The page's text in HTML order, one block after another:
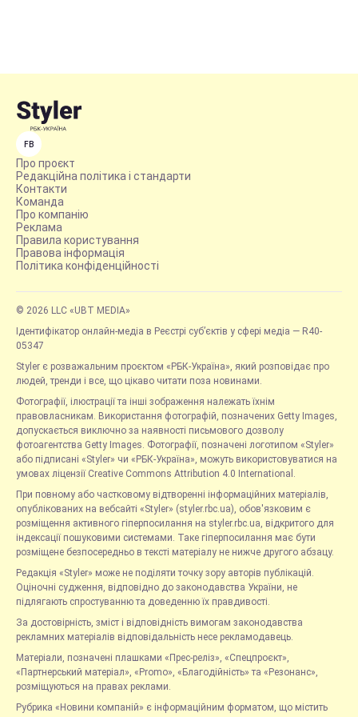
FB
Про проєкт
Редакційна політика і стандарти
Контакти
Команда
Про компанію
Реклама
Правила користування
Правова інформація
Політика конфіденційності
© 2026 LLC «UBT MEDIA»
Ідентифікатор онлайн-медіа в Реєстрі суб’єктів у сфері медіа — R40-
05347
Styler є розважальним проєктом «РБК-Україна», який розповідає про
людей, тренди і все, що цікаво читати поза новинами.
Фотографії, ілюстрації та інші зображення належать їхнім
правовласникам. Використання фотографій, позначених Getty Images,
допускається виключно за наявності письмового дозволу
фотоагентства Getty Images. Фотографії, позначені логотипом «Styler»
або підписані «Styler» чи «РБК-Україна», можуть використовуватися на
умовах ліцензії Creative Commons Attribution 4.0 International.
При повному або частковому відтворенні інформаційних матеріалів,
опублікованих на вебсайті «Styler» (styler.rbc.ua), обов'язковим є
розміщення активного гіперпосилання на styler.rbc.ua, відкритого для
індексації пошуковими системами. Таке гіперпосилання має бути
розміщене безпосередньо в тексті матеріалу не нижче другого абзацу.
Редакція «Styler» може не поділяти точку зору авторів публікацій.
Оціночні судження, відповідно до законодавства України, не
підлягають спростуванню та доведенню їх правдивості.
За достовірність, зміст і відповідність вимогам законодавства
рекламних матеріалів відповідальність несе рекламодавець.
Матеріали, позначені плашками «Прес-реліз», «Спецпроєкт»,
«Партнерський матеріал», «Promo», «Благодійність» та «Резонанс»,
розміщуються на правах реклами.
Рубрика «Новини компаній» є інформаційним форматом, що містить